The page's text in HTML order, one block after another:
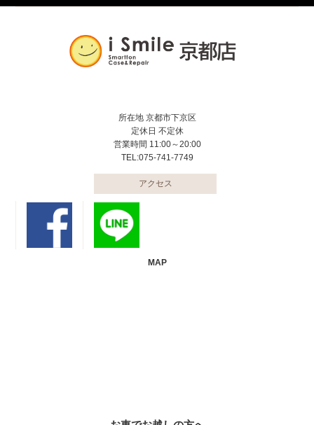
所在地 京都市下京区
定休日 不定休
営業時間 11:00～20:00
TEL:075-741-7749
アクセス
MAP